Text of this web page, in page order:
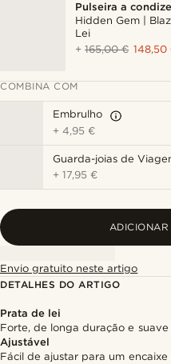
Pulseira a
Hidden Gem |
Lei
+165,00 € 148,50
COMBINA COM
Embrulho
+4,95 €
Guarda-joias de
+17,95 €
Envio gratuito neste artigo
DETALHES DO ARTIGO
Prata de lei
Forte, de longa duração e
Ajustável
Fácil de ajustar para um